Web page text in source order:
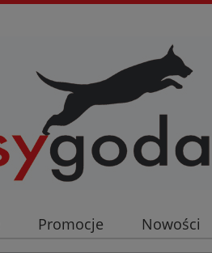
Promocje Nowości